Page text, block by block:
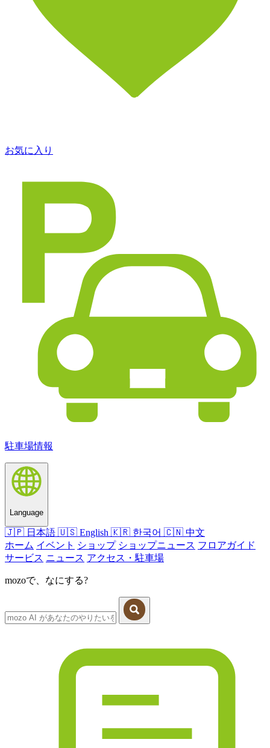
お気に入り
駐車場情報
Language
🇯🇵 日本語 🇺🇸 English 🇰🇷 한국어 🇨🇳 中文
ホーム イベント ショップ ショップニュース フロアガイド
サービス ニュース アクセス・駐車場
mozoで、なにする?